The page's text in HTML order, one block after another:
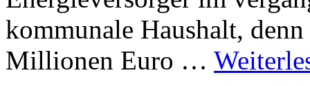
kommunale Haushalt,
Millionen Euro …